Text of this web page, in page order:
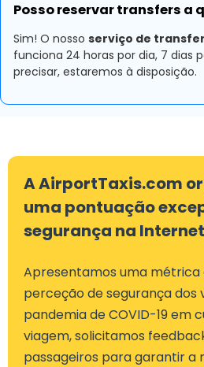
Posso reservar transfers a
Sim! O nosso serviço de
funciona 24 horas por dia, 7 dias
precisar, estaremos à disposição.
A AirportTaxis.com
uma pontuação
segurança na Internet
Apresentamos uma métrica
perceção de segurança dos
pandemia de COVID-19 em
viagem, solicitamos
passageiros para garantir a